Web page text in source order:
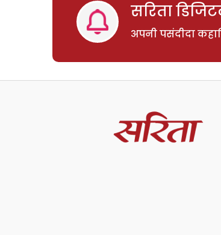
सरिता
अपनी पसंदीदा